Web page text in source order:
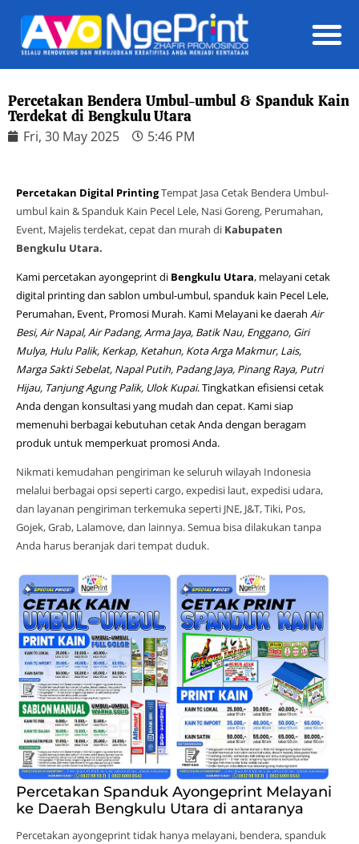
Percetakan Bendera Umbul-umbul & Spanduk Kain
Terdekat di Bengkulu Utara
Fri, 30 May 2025 5:46 PM
Percetakan Digital PrintingTempat Jasa Cetak Bendera Umbul-
umbul kain & Spanduk Kain Pecel Lele, Nasi Goreng, Perumahan,
Event, Majelis terdekat, cepat dan murah di Kabupaten
Bengkulu Utara.
Kami percetakan ayongeprint di Bengkulu Utara, melayani cetak
digital printing dan sablon umbul-umbul, spanduk kain Pecel Lele,
Perumahan, Event, Promosi Murah. Kami Melayani ke daerah Air
Besi, Air Napal, Air Padang, Arma Jaya, Batik Nau, Enggano, Giri
Mulya, Hulu Palik, Kerkap, Ketahun, Kota Arga Makmur, Lais,
Marga Sakti Sebelat, Napal Putih, Padang Jaya, Pinang Raya, Putri
Hijau, Tanjung Agung Palik, Ulok Kupai. Tingkatkan efisiensi cetak
Anda dengan konsultasi yang mudah dan cepat. Kami siap
memenuhi berbagai kebutuhan cetak Anda dengan beragam
produk untuk memperkuat promosi Anda.
Nikmati kemudahan pengiriman ke seluruh wilayah Indonesia
melalui berbagai opsi seperti cargo, expedisi laut, expedisi udara,
dan layanan pengiriman terkemuka seperti JNE, J&T, Tiki, Pos,
Gojek, Grab, Lalamove, dan lainnya. Semua bisa dilakukan tanpa
Anda harus beranjak dari tempat duduk.
Percetakan Spanduk Ayongeprint Melayani
ke Daerah Bengkulu Utara di antaranya
Percetakan ayongeprint tidak hanya melayani, bendera, spanduk